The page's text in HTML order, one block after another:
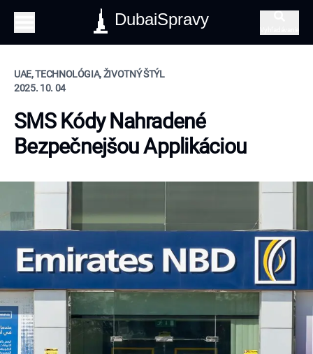
DubaiSpravy
UAE, TECHNOLÓGIA, ŽIVOTNÝ ŠTÝL
2025. 10. 04
SMS Kódy Nahradené
Bezpečnejšou Applikáciou